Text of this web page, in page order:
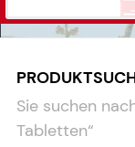
Sie suchen
Tabletten“